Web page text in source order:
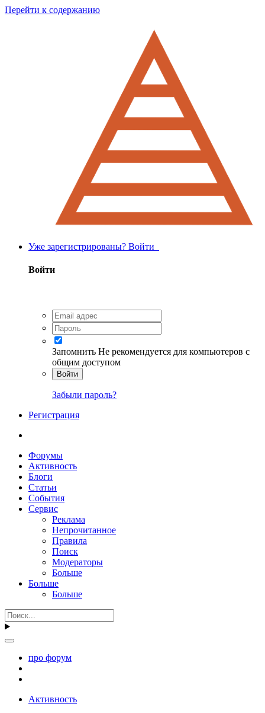
Перейти к содержанию
Уже зарегистрированы? Войти
Войти
Запомнить Не рекомендуется для компьютеров с
общим доступом
Войти
Забыли пароль?
Регистрация
Форумы
Активность
Блоги
Статьи
События
Сервис
Реклама
Непрочитанное
Правила
Поиск
Модераторы
Больше
Больше
Больше
про форум
Активность